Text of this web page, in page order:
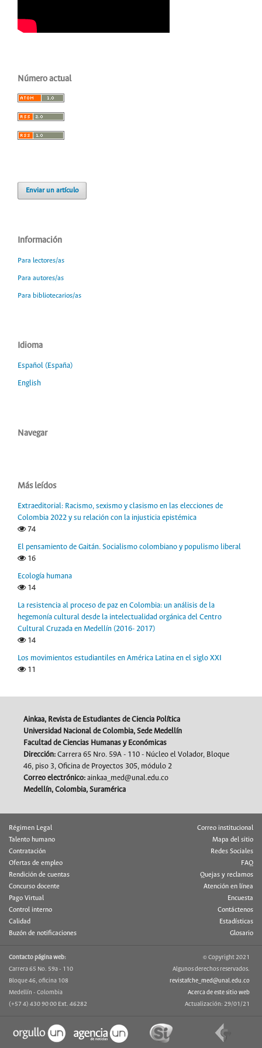
Número actual
Enviar un artículo
Información
Para lectores/as
Para autores/as
Para bibliotecarios/as
Idioma
Español (España)
English
Navegar
Más leídos
Extraeditorial: Racismo, sexismo y clasismo en las elecciones de
Colombia 2022 y su relación con la injusticia epistémica
74
El pensamiento de Gaitán. Socialismo colombiano y populismo liberal
16
Ecología humana
14
La resistencia al proceso de paz en Colombia: un análisis de la
hegemonía cultural desde la intelectualidad orgánica del Centro
Cultural Cruzada en Medellín (2016- 2017)
14
Los movimientos estudiantiles en América Latina en el siglo XXI
11
Ainkaa, Revista de Estudiantes de Ciencia Política
Universidad Nacional de Colombia, Sede Medellín
Facultad de Ciencias Humanas y Económicas
Dirección: Carrera 65 Nro. 59A - 110 - Núcleo el Volador, Bloque
46, piso 3, Oficina de Proyectos 305, módulo 2
Correo electrónico: ainkaa_med@unal.edu.co
Medellín, Colombia, Suramérica
Régimen Legal
Talento humano
Contratación
Ofertas de empleo
Rendición de cuentas
Concurso docente
Pago Virtual
Control interno
Calidad
Buzón de notificaciones
Correo institucional
Mapa del sitio
Redes Sociales
FAQ
Quejas y reclamos
Atención en línea
Encuesta
Contáctenos
Estadísticas
Glosario
Contacto página web:
Carrera 65 No. 59a - 110
Bloque 46, oficina 108
Medellín - Colombia
(+57 4) 430 90 00 Ext. 46282
© Copyright 2021
Algunos derechos reservados.
revistafche_med@unal.edu.co
Acerca de este sitio web
Actualización: 29/01/21